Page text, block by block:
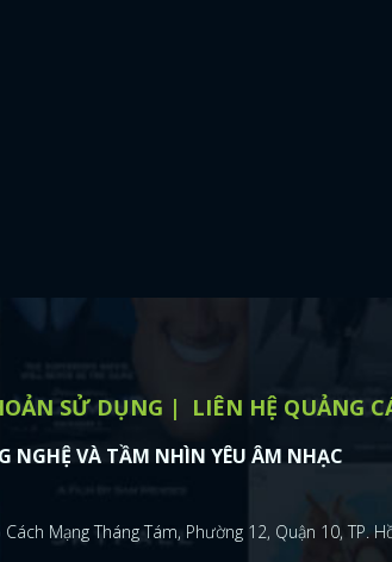
SỬ DỤNG LIÊN HỆ QUẢNG
NGHỆ VÀ TẦM NHÌN YÊU ÂM NHẠC
Mạng Tháng Tám, Phường 12, Quận 10, TP.